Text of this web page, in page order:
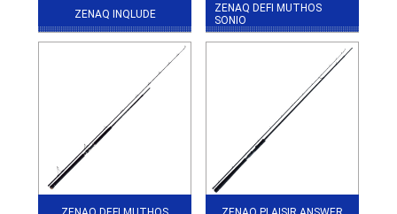
ZENAQ INQLUDE
ZENAQ DEFI MUTHOS
SONIO